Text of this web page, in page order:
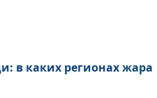
в каких регионах жара